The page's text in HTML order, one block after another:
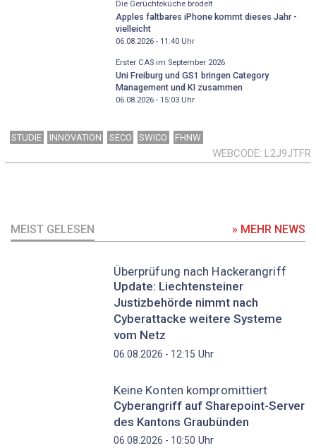
Die Gerüchteküche brodelt
Apples faltbares iPhone kommt dieses Jahr -
vielleicht
06.08.2026 - 11:40Uhr
Erster CAS im September 2026
Uni Freiburg und GS1 bringen Category
Management und KI zusammen
06.08.2026 - 15:03Uhr
STUDIE INNOVATION SECO SWICO FHNW
WEBCODE L2J9JTFR
MEIST GELESEN » MEHR NEWS
Überprüfung nach Hackerangriff
Update: Liechtensteiner
Justizbehörde nimmt nach
Cyberattacke weitere Systeme
vom Netz
06.08.2026 - 12:15 Uhr
Keine Konten kompromittiert
Cyberangriff auf Sharepoint-Server
des Kantons Graubünden
06.08.2026 - 10:50 Uhr